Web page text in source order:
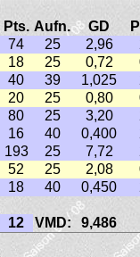
Pts. Aufn. GD
74 25 2,96
18 25 0,72
40 39 1,025
20 25 0,80
80 25 3,20
16 40 0,400
193 25 7,72
52 25 2,08
18 40 0,450
12 VMD: 9,486